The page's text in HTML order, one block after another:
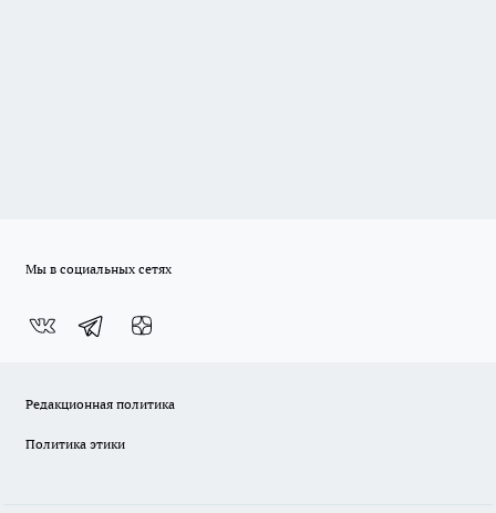
Мы в социальных сетях
Редакционная политика
Политика этики